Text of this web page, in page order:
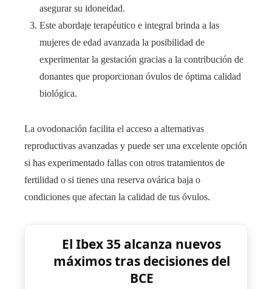
asegurar su idoneidad.
Este abordaje terapéutico e integral brinda a las
mujeres de edad avanzada la posibilidad de
experimentar la gestación gracias a la contribución de
donantes que proporcionan óvulos de óptima calidad
biológica.
La ovodonación facilita el acceso a alternativas
reproductivas avanzadas y puede ser una excelente opción
si has experimentado fallas con otros tratamientos de
fertilidad o si tienes una reserva ovárica baja o
condiciones que afectan la calidad de tus óvulos.
El Ibex 35 alcanza nuevos
máximos tras decisiones del
BCE